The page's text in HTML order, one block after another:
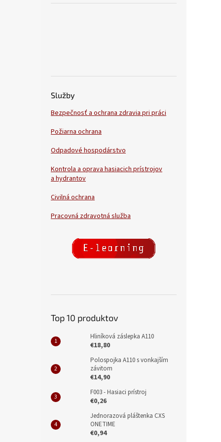
Služby
Bezpečnosť a ochrana zdravia pri práci
Požiarna ochrana
Odpadové hospodárstvo
Kontrola a oprava hasiacich prístrojov
a hydrantov
Civilná ochrana
Pracovná zdravotná služba
Top 10 produktov
Hliníková záslepka A110
€18,80
Polospojka A110 s vonkajším
závitom
€14,90
F003 - Hasiaci prístroj
€0,26
Jednorazová pláštenka CXS
ONETIME
€0,94